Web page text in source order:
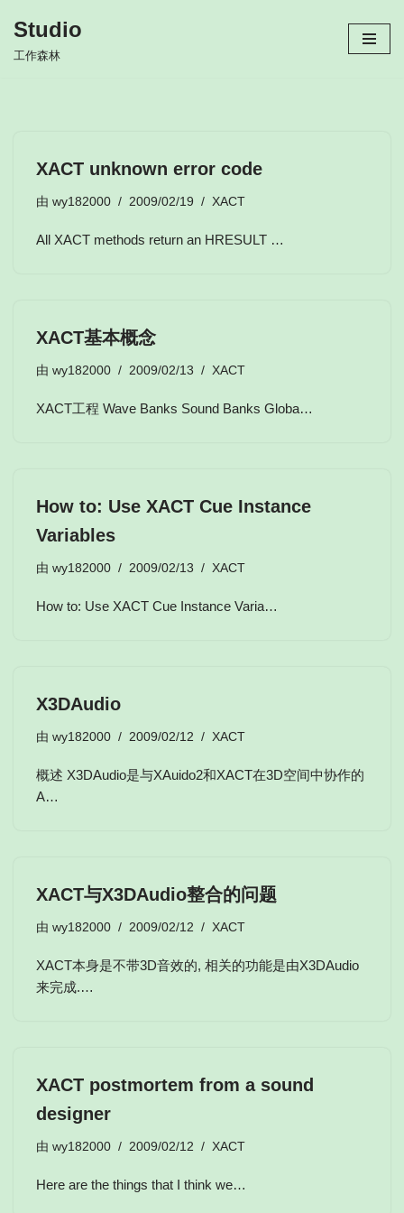
跳
Studio
工作森林
XACT unknown error code
由 wy182000 2009/02/19 XACT
All XACT methods return an HRESULT …
XACT基本概念
由 wy182000 2009/02/13 XACT
XACT工程 Wave Banks Sound Banks Globa…
How to: Use XACT Cue Instance
Variables
由 wy182000 2009/02/13 XACT
How to: Use XACT Cue Instance Varia…
X3DAudio
由 wy182000 2009/02/12 XACT
概述 X3DAudio是与XAuido2和XACT在3D空间中协作的
A…
XACT与X3DAudio整合的问题
由 wy182000 2009/02/12 XACT
XACT本身是不带3D音效的, 相关的功能是由X3DAudio
来完成.…
XACT postmortem from a sound
designer
由 wy182000 2009/02/12 XACT
Here are the things that I think we…